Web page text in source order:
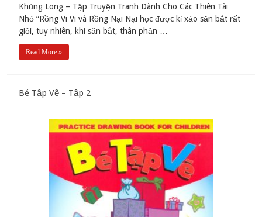
Khủng Long – Tập Truyện Tranh Dành Cho Các Thiên Tài
Nhỏ “Rồng Vi Vi và Rồng Nại Nại học được kỉ xảo săn bắt rất
giỏi, tuy nhiên, khi săn bắt, thân phận …
Read More »
Bé Tập Vẽ – Tập 2